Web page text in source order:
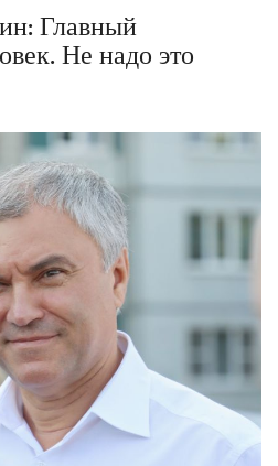
Главный
Не надо это